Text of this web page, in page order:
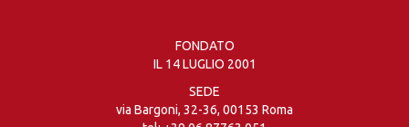
FONDATO
IL 14 LUGLIO 2001
SEDE
via Bargoni, 32-36, 00153 Roma